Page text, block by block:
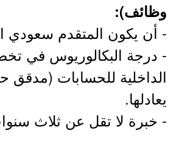
وظائف):
- أن يكون المتقدم سعودي
- درجة البكالوريوس في
الداخلية للحسابات (مدقق
يعادلها.
- خبرة لا تقل عن ثلاث